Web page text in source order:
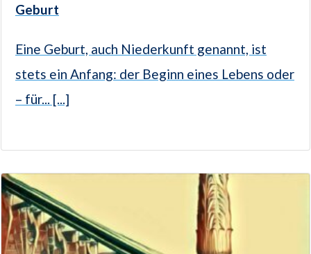
Geburt
Eine Geburt, auch Niederkunft genannt, ist
stets ein Anfang: der Beginn eines Lebens oder
– für... [...]